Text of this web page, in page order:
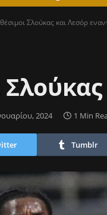
Σλούκας και Λεσόρ
2024 1 Min
Tumblr